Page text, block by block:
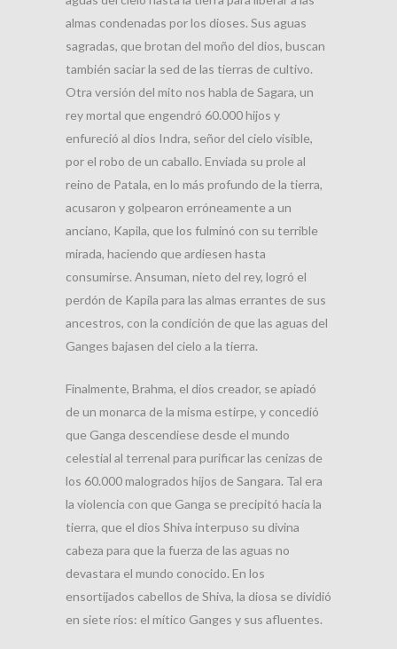
almas condenadas por los dioses. Sus aguas
sagradas, que brotan del moño del dios, buscan
también saciar la sed de las tierras de cultivo.
Otra versión del mito nos habla de Sagara, un
rey mortal que engendró 60.000 hijos y
enfureció al dios Indra, señor del cielo visible,
por el robo de un caballo. Enviada su prole al
reino de Patala, en lo más profundo de la tierra,
acusaron y golpearon erróneamente a un
anciano, Kapila, que los fulminó con su terrible
mirada, haciendo que ardiesen hasta
consumirse. Ansuman, nieto del rey, logró el
perdón de Kapila para las almas errantes de sus
ancestros, con la condición de que las aguas del
Ganges bajasen del cielo a la tierra.
Finalmente, Brahma, el dios creador, se apiadó
de un monarca de la misma estirpe, y concedió
que Ganga descendiese desde el mundo
celestial al terrenal para purificar las cenizas de
los 60.000 malogrados hijos de Sangara. Tal era
la violencia con que Ganga se precipitó hacia la
tierra, que el dios Shiva interpuso su divina
cabeza para que la fuerza de las aguas no
devastara el mundo conocido. En los
ensortijados cabellos de Shiva, la diosa se dividió
en siete ríos: el mítico Ganges y sus afluentes.